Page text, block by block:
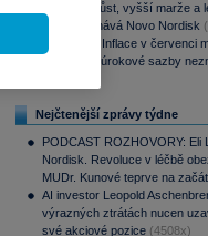
Rychlejší růst, vyšší marže a
Lilly překonává Novo Nordisk
Rozbřesk: Inflace v červenci
ČNB dnes úrokové sazby
Nejčtenější zprávy týdne
PODCAST ROZHOVORY: Eli
Nordisk. Revoluce v léčbě
MUDr. Kunové teprve na
AI investor Leopold
výrazných ztrátách nucen
své akciové pozice (4508x)